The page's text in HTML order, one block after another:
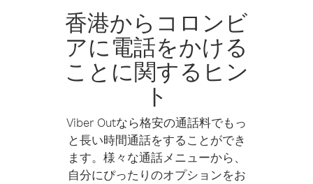
香港からコロンビ
アに電話をかける
ことに関するヒン
ト
Viber Outなら格安の通話料でもっ
と長い時間通話をすることができ
ます。様々な通話メニューから、
自分にぴったりのオプションをお